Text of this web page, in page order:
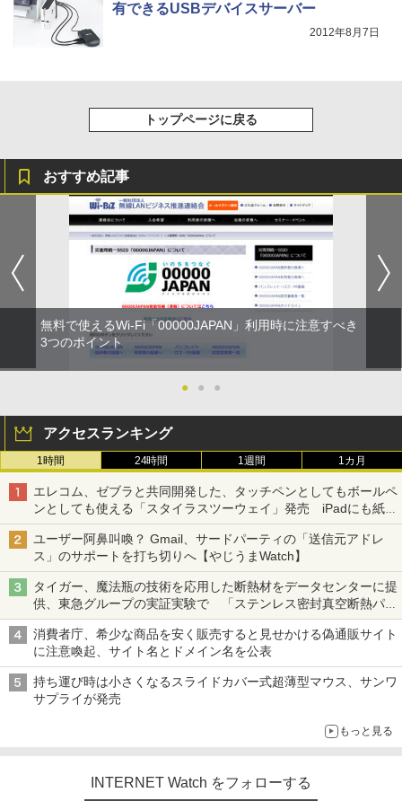
有できるUSBデバイスサーバー
2012年8月7日
トップページに戻る
おすすめ記事
無料で使えるWi-Fi「00000JAPAN」利用時に注意すべき
3つのポイント
● ● ●
アクセスランキング
1時間 24時間 1週間 1カ月
エレコム、ゼブラと共同開発した、タッチペンとしてもボールペ
ンとしても使える「スタイラスツーウェイ」発売 iPadにも紙に
も、持ち替えずに書き込める
ユーザー阿鼻叫喚？ Gmail、サードパーティの「送信元アドレ
ス」のサポートを打ち切りへ【やじうまWatch】
タイガー、魔法瓶の技術を応用した断熱材をデータセンターに提
供、東急グループの実証実験で 「ステンレス密封真空断熱パネ
ル TIVIP」
消費者庁、希少な商品を安く販売すると見せかける偽通販サイト
に注意喚起、サイト名とドメイン名を公表
持ち運び時は小さくなるスライドカバー式超薄型マウス、サンワ
サプライが発売
もっと見る
INTERNET Watch をフォローする